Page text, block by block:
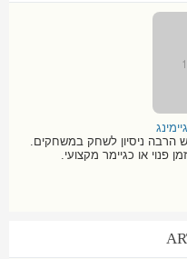
הרבה ניסיון לשחק במשחקים.
פנוי או כגיימר מקצועי.